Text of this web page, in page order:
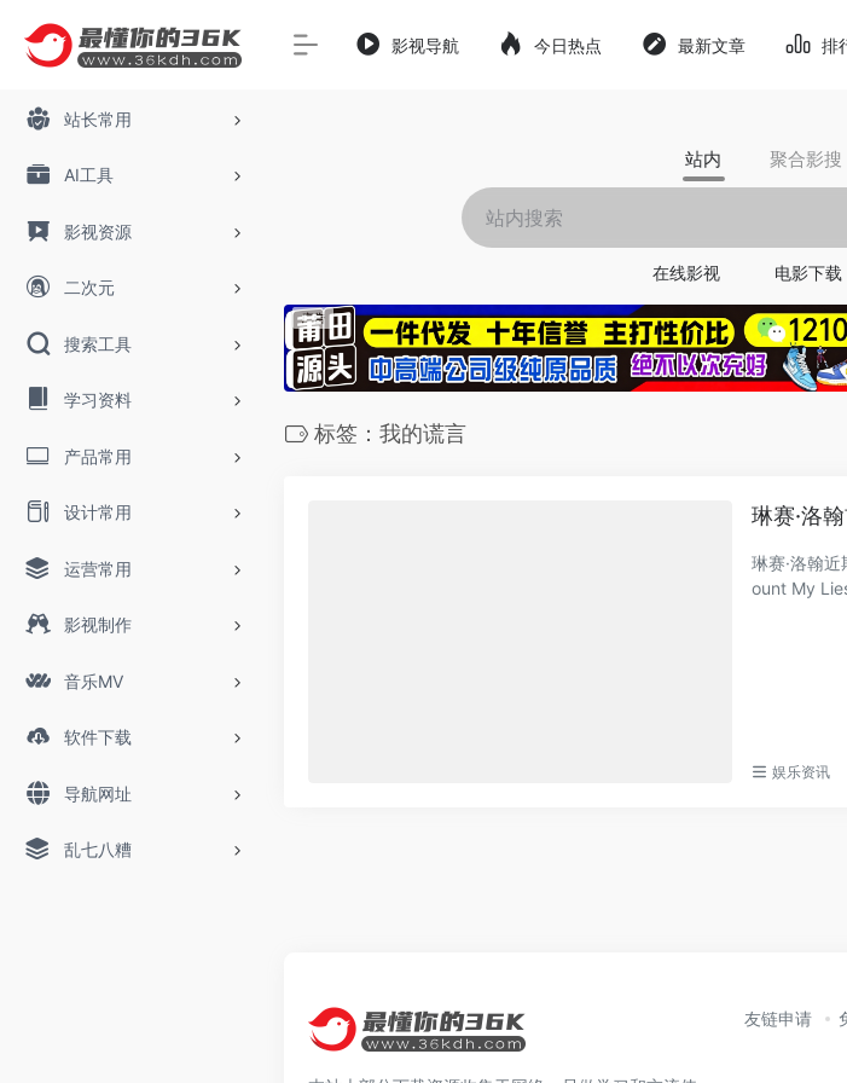
站长常用
AI工具
影视资源
二次元
搜索工具
学习资料
产品常用
设计常用
运营常用
影视制作
音乐MV
软件下载
导航网址
乱七八糟
影视导航 今日热点 最新文章 排
站内 聚合影搜
在线影视 电影下载
标签：我的谎言
琳赛·洛
琳赛·洛翰
ount My
娱乐资讯
友链申请